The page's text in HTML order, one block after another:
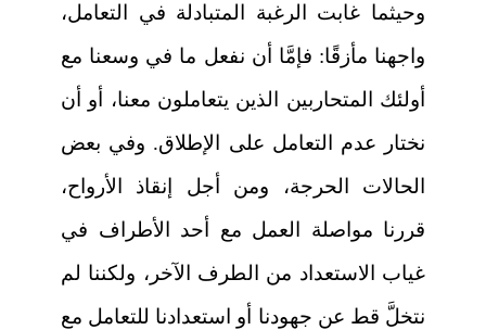
وحيثما غابت الرغبة المتبادلة في التعامل،
واجهنا مأزقًا: فإمَّا أن نفعل ما في وسعنا مع
أولئك المتحاربين الذين يتعاملون معنا، أو أن
نختار عدم التعامل على الإطلاق. وفي بعض
الحالات الحرجة، ومن أجل إنقاذ الأرواح،
قررنا مواصلة العمل مع أحد الأطراف في
غياب الاستعداد من الطرف الآخر، ولكننا لم
نتخلَّ قط عن جهودنا أو استعدادنا للتعامل مع